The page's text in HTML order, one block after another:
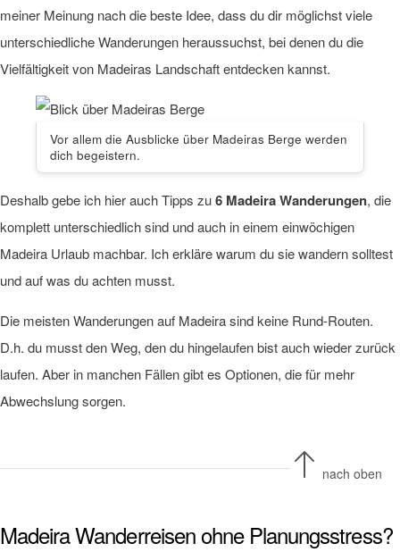
meiner Meinung nach die beste Idee, dass du dir möglichst viele
unterschiedliche Wanderungen heraussuchst, bei denen du die
Vielfältigkeit von Madeiras Landschaft entdecken kannst.
Vor allem die Ausblicke über Madeiras Berge werden
dich begeistern.
Deshalb gebe ich hier auch Tipps zu6 Madeira Wanderungen, die
komplett unterschiedlich sind und auch in einem einwöchigen
Madeira Urlaub machbar. Ich erkläre warum du sie wandern solltest
und auf was du achten musst.
Die meisten Wanderungen auf Madeira sind keine Rund-Routen.
D.h. du musst den Weg, den du hingelaufen bist auch wieder zurück
laufen. Aber in manchen Fällen gibt es Optionen, die für mehr
Abwechslung sorgen.
nach oben
Madeira Wanderreisen ohne Planungsstress?